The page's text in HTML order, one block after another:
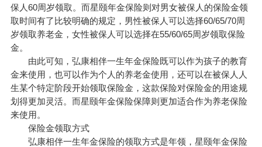
保人60周岁领取。而星颐年金保险则对男女被保人的保险金领
取时间有了比较明确的规定，男性被保人可以选择60/65/70周
岁领取养老金，女性被保人可以选择在55/60/65周岁领取保险
金。
由此可知，弘康相伴一生年金保险既可以作为孩子的教育
金来使用，也可以作为个人的养老金使用，还可以在被保人人
生某个特定阶段开始领取保险金，这款保险对保险金的用途规
划得更加灵活。而星颐年金保险保障则更加适合作为养老保险
来使用。
保险金领取方式
弘康相伴一生年金保险的领取方式是年领，星颐年金保险